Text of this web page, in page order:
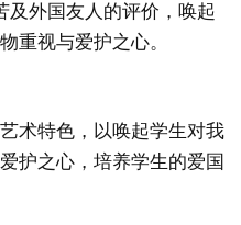
及外国友人的评价，唤起
重视与爱护之心。
术特色，以唤起学生对我
护之心，培养学生的爱国